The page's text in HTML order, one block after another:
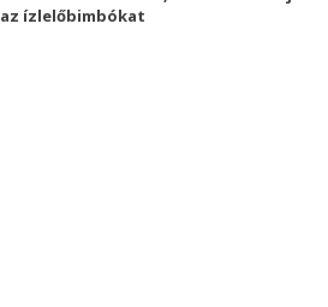
az ízlelőbimbókat